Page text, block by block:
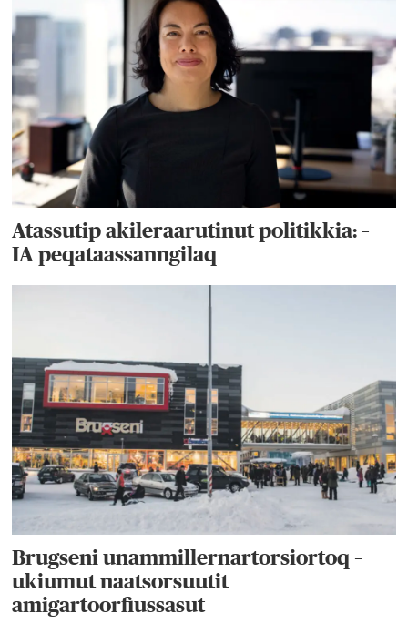
Atassutip akileraarutinut politikkia: –
IA peqataassanngilaq
Brugseni unammillernartorsiortoq –
ukiumut naatsorsuutit
amigartoorfiussasut